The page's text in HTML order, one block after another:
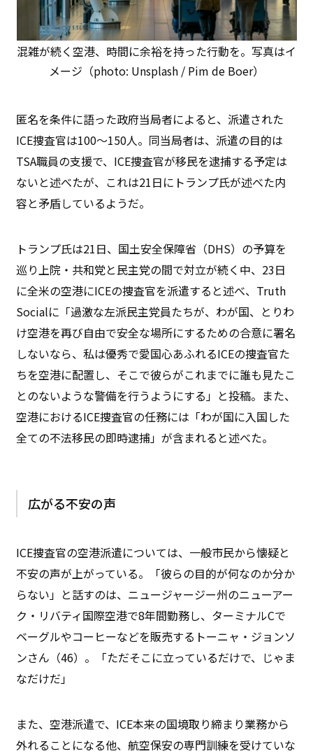
混雑が続く空港、時間に余裕を持った行動を。写真はイ
メージ（photo: Unsplash / Pim de Boer）
匿名を条件に語った政府当局者によると、派遣された
ICE捜査官は100〜150人。同当局者は、派遣の目的は
TSA職員の支援で、ICE捜査官が移民を逮捕する予定は
ないと述べたが、これは21日にトランプ氏が述べた内
容と矛盾しているようだ。
トランプ氏は21日、国土安全保障省（DHS）の予算を
巡り上院・共和党と民主党の間で対立が続く中、23日
に全米の空港にICEの捜査官を派遣すると述べ、Truth
Socialに「過激な左派民主党員たちが、わが国、とりわ
け空港を再び自由で安全な場所にするための合意に署名
しないなら、私は優秀で愛国心あふれるICEの捜査官た
ちを空港に配置し、そこで彼らがこれまでに誰も見たこ
とのないような警備を行うようにする」と投稿。また、
空港におけるICE捜査官の任務には「わが国に入国した
全ての不法移民の即時逮捕」が含まれると述べた。
広がる不安の声
ICE捜査官の空港派遣については、一般市民から懐疑と
不安の声が上がっている。「彼らの目的が何なのか分か
らない」と話すのは、ニュージャージー州のニューアー
ク・リバティ国際空港で8年間勤務し、ターミナルCで
ベーグルやコーヒーなどを販売するトーニャ・ジョンソ
ンさん（46）。「ただそこに立っているだけで、じゃま
なだけだ」
また、空港派遣で、ICE本来の国境取り締まり業務から
外れることになる他、航空保安の専門訓練を受けていな